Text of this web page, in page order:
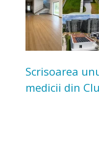
Scrisoarea
medicii din